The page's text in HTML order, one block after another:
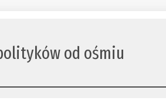
od ośmiu